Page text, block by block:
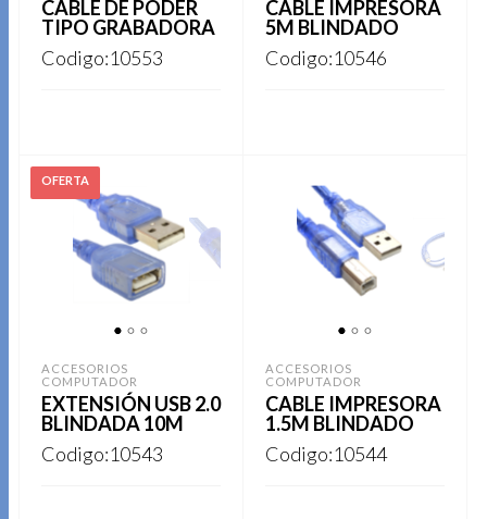
en
la
CABLE DE PODER
TIPO GRABADORA
Codigo:10553
CABLE IMPRESORA
5M BLINDADO
Codigo:10546
ACCESORIOS
COMPUTADOR
EXTENSIÓN USB 2.0
BLINDADA 10M
Codigo:10543
ACCESORIOS
COMPUTADOR
CABLE IMPRESORA
1.5M BLINDADO
Codigo:10544